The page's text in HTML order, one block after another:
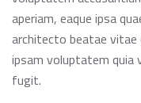
aperiam, eaque ipsa
architecto beatae vitae
ipsam voluptatem
fugit.